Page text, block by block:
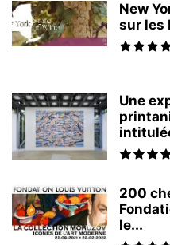
New
sur les
Une
200
le...